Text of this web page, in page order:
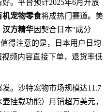
好。平台预计2025年6月开放
机宠物零食将成热门赛道。美
汉方精华因契合日本"成分
得注意的是，日本用户日均
频内容直接下单，退货率低
发。沙特宠物市场规模达11.7
壶挂载功能）月销超万美元，